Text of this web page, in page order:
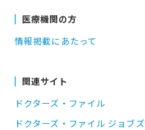
医療機関の方
情報掲載にあたって
関連サイト
ドクターズ・ファイル
ドクターズ・ファイル ジョブズ